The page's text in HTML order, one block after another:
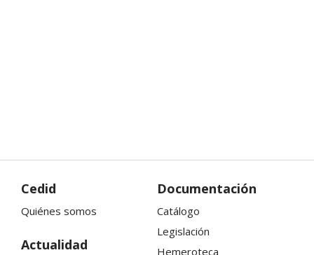
Cedid
Quiénes somos
Actualidad
Documentación
Catálogo
Legislación
Hemeroteca